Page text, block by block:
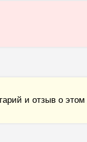
и отзыв о